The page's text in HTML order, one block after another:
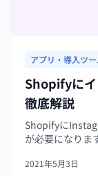
アプリ・導入ツ
Shopifyにイ
徹底解説
Shopifyに
が必要になりま
応」などの全条
2021年5月3日